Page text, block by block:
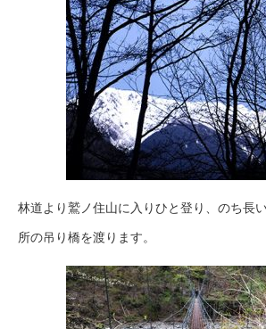
林道より鷲ノ住山に入りひと登り、のち長
所の吊り橋を渡ります。